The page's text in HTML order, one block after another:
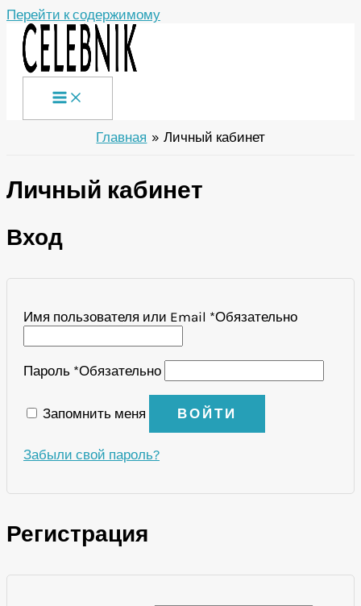
Перейти к содержимому
Главная Личный кабинет
Личный кабинет
Вход
Имя пользователя или Email *Обязательно
Пароль *Обязательно
Запомнить меня ВОЙТИ
Забыли свой пароль?
Регистрация